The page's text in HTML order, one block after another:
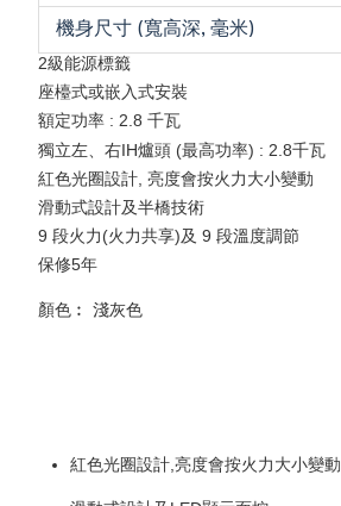
機身尺寸 (寬高深, 毫米)
2級能源標籤
座檯式或嵌入式安裝
額定功率 : 2.8 千瓦
獨立左、右IH爐頭 (最高功率) : 2.8千瓦
紅色光圈設計, 亮度會按火力大小變動
滑動式設計及半橋技術
9 段火力(火力共享)及 9 段溫度調節
保修5年
顏色︰ 淺灰色
紅色光圈設計,亮度會按火力大小變動